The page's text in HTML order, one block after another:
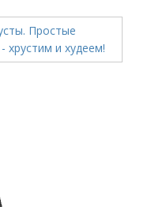
капусте